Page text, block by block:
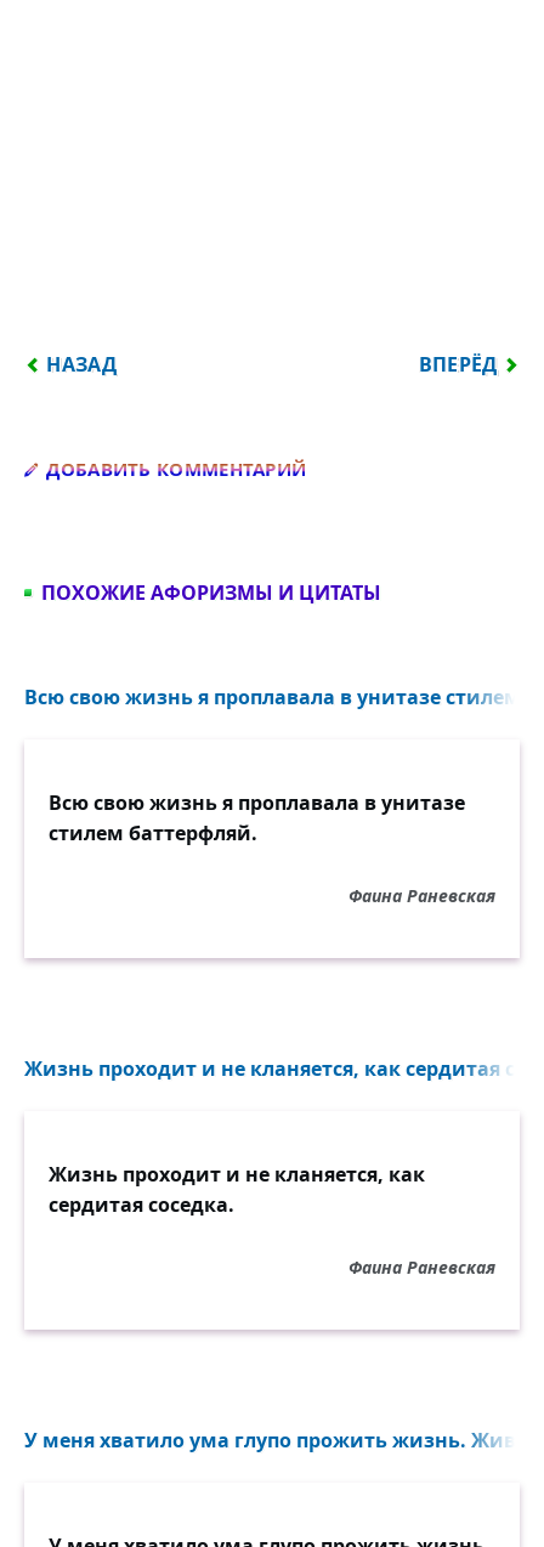
ПРЕДЫДУЩИЙ: ПОКЛОННИКОВ МИЛЛИОН, А В
НАЗАД ВПЕРЁД
ДОБАВИТЬ КОММЕНТАРИЙ
ПОХОЖИЕ АФОРИЗМЫ И ЦИТАТЫ
Всю свою жизнь я проплавала в унитазе стилем
Всю свою жизнь я проплавала в унитазе
стилем баттерфляй.
Фаина Раневская
Жизнь проходит и не кланяется, как сердитая
Жизнь проходит и не кланяется, как
сердитая соседка.
Фаина Раневская
У меня хватило ума глупо прожить жизнь. Живу